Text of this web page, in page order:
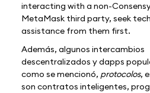
interacting with a non-
MetaMask third party, seek
assistance from them first.
Además, algunos intercambios
descentralizados y dapps
como se mencionó, protocolos,
son contratos inteligentes,